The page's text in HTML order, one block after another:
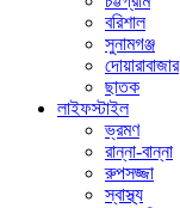
বরিশাল
সুনামগঞ্জ
দোয়ারাবাজার
ছাতক
লাইফস্টাইল
ভ্রমণ
রান্না-বান্না
রুপসজ্জা
স্বাস্থ্য